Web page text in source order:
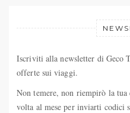
Iscriviti alla newsletter di Geco
offerte sui viaggi.
Non temere, non riempirò la
volta al mese per inviarti codici